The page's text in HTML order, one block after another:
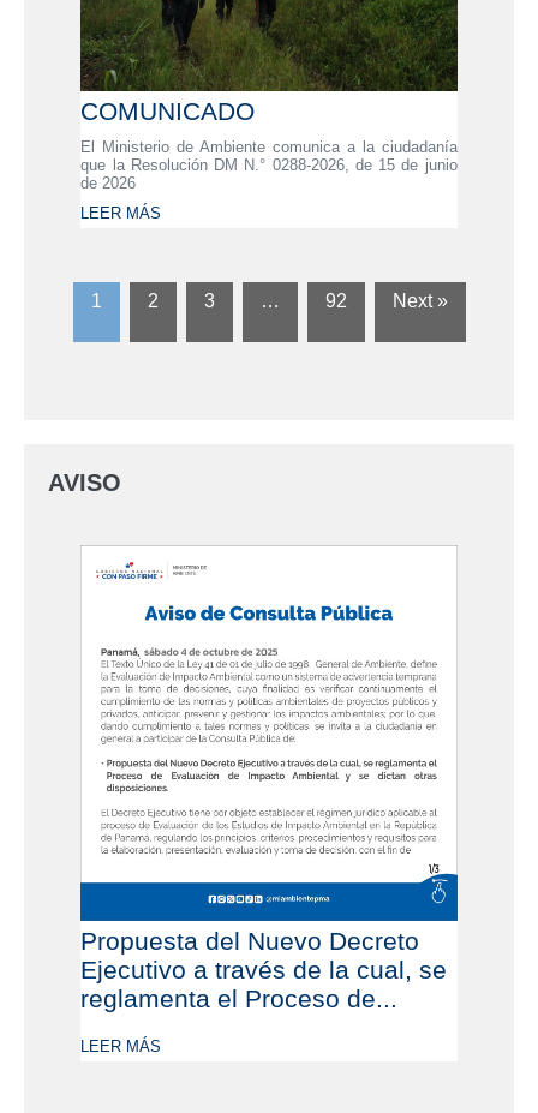
COMUNICADO
El Ministerio de Ambiente comunica a la ciudadanía
que la Resolución DM N.° 0288-2026, de 15 de junio
de 2026
LEER MÁS
1 2 3 … 92 Next »
AVISO
Propuesta del Nuevo Decreto
Ejecutivo a través de la cual, se
reglamenta el Proceso de...
LEER MÁS